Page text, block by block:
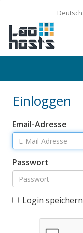
Deutsch
Einloggen
Email-Adresse
Passwort
Login speichern